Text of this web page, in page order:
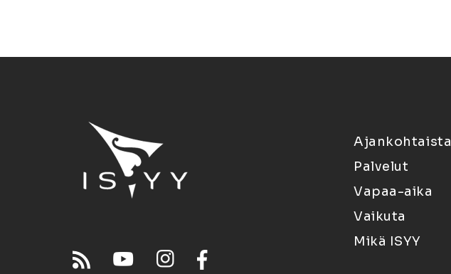
Ajankohtaista
Palvelut
Vapaa-aika
Vaikuta
Mikä ISYY